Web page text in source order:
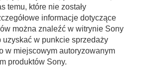
AF-C
fazy
AF
AF
AF
temu, które nie zostały
informacje dotyczące
można znaleźć w witrynie Sony
uzyskać w punkcie sprzedaży
w miejscowym autoryzowanym
produktów Sony.